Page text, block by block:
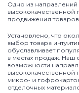
Одно из направлений
продвижения
Установлено, что
выбор товара
обуславливает
в местах продаж. Наш
возможности
высококачественной
микро- и
отделочных